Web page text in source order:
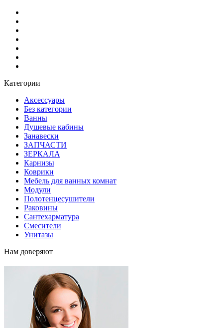
Категории
Аксессуары
Без категории
Ванны
Душевые кабины
Занавески
ЗАПЧАСТИ
ЗЕРКАЛА
Карнизы
Коврики
Мебель для ванных комнат
Модули
Полотенцесушители
Раковины
Сантехарматура
Смесители
Унитазы
Нам доверяют